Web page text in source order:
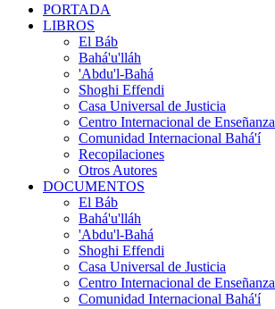
PORTADA
LIBROS
El Báb
Bahá'u'lláh
'Abdu'l-Bahá
Shoghi Effendi
Casa Universal de Justicia
Centro Internacional de Enseñanza
Comunidad Internacional Bahá'í
Recopilaciones
Otros Autores
DOCUMENTOS
El Báb
Bahá'u'lláh
'Abdu'l-Bahá
Shoghi Effendi
Casa Universal de Justicia
Centro Internacional de Enseñanza
Comunidad Internacional Bahá'í